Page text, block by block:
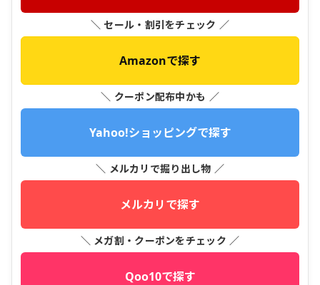
＼ セール・割引をチェック ／
Amazonで探す
＼ クーポン配布中かも ／
Yahoo!ショッピングで探す
＼ メルカリで掘り出し物 ／
メルカリで探す
＼ メガ割・クーポンをチェック ／
Qoo10で探す